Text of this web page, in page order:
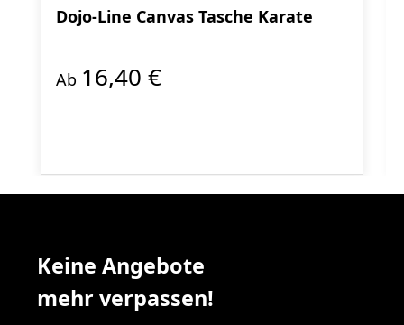
Dojo-Line Canvas Tasche Karate
Ab 16,40 €
Keine Angebote
mehr verpassen!